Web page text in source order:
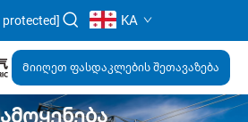
protected] KA
Მიიღეთ ფასდაკლების შეთავაზება